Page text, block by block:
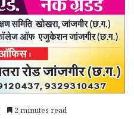
2 minutes read